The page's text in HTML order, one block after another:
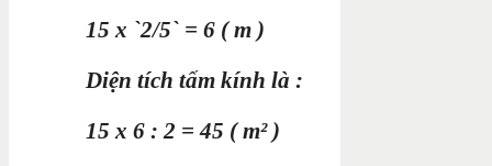
15 x `2/5` = 6 ( m )
Diện tích tấm kính là :
15 x 6 : 2 = 45 ( m² )